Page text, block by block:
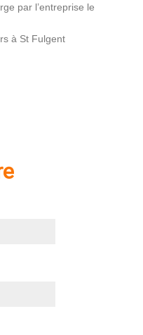
par l’entreprise le
à St Fulgent